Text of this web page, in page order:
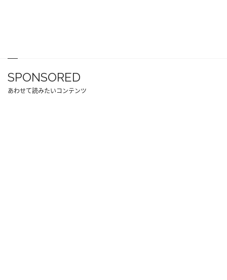
SPONSORED
あわせて読みたいコンテンツ